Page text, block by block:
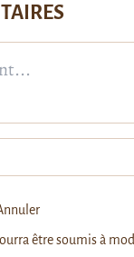
être soumis à